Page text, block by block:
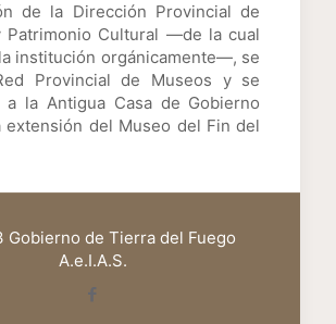
de la Dirección Provincial de
Patrimonio Cultural —de la cual
institución orgánicamente—, se
Provincial de Museos y se
a la Antigua Casa de Gobierno
extensión del Museo del Fin del
de Tierra del Fuego
A.e.I.A.S.